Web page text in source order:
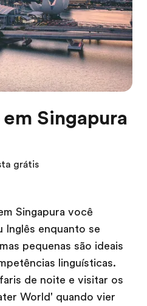
Singapura
Singapura você
Inglês enquanto se
pequenas são ideais
linguísticas.
de noite e visitar os
World' quando vier
grátis